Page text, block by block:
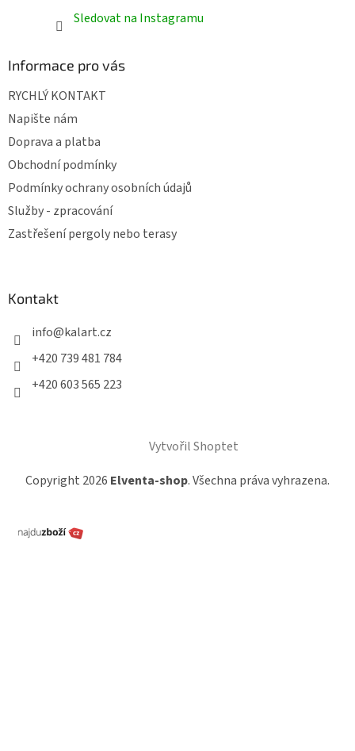
Sledovat na Instagramu
Informace pro vás
RYCHLÝ KONTAKT
Napište nám
Doprava a platba
Obchodní podmínky
Podmínky ochrany osobních údajů
Služby - zpracování
Zastřešení pergoly nebo terasy
Kontakt
info@kalart.cz
+420 739 481 784
+420 603 565 223
Vytvořil Shoptet
Copyright 2026 Elventa-shop. Všechna práva vyhrazena.